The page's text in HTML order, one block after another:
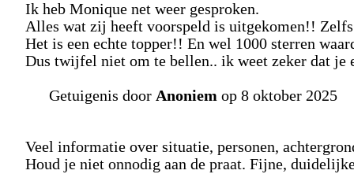
Ik heb Monique net weer gesproken.
Alles wat zij heeft voorspeld is uitgekomen!!
Het is een echte topper!! En wel 1000 sterren
Dus twijfel niet om te bellen.. ik weet zeker dat
Getuigenis door Anoniem op 8 oktober 2025
Veel informatie over situatie, personen,
Houd je niet onnodig aan de praat. Fijne,